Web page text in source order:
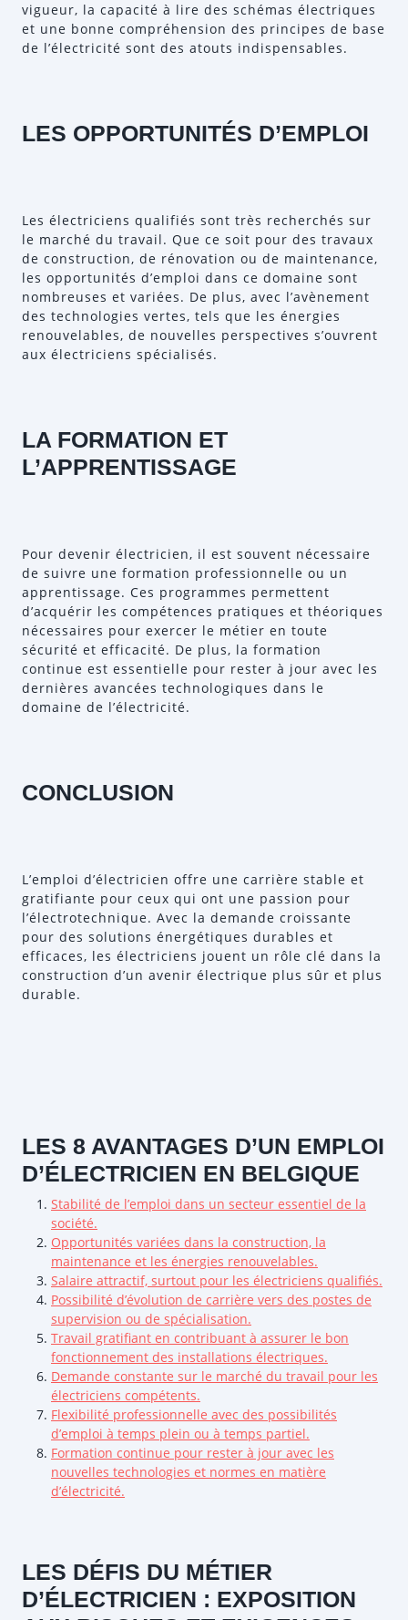
vigueur, la capacité à lire des schémas électriques
et une bonne compréhension des principes de base
de l’électricité sont des atouts indispensables.
LES OPPORTUNITÉS D’EMPLOI
Les électriciens qualifiés sont très recherchés sur
le marché du travail. Que ce soit pour des travaux
de construction, de rénovation ou de maintenance,
les opportunités d’emploi dans ce domaine sont
nombreuses et variées. De plus, avec l’avènement
des technologies vertes, tels que les énergies
renouvelables, de nouvelles perspectives s’ouvrent
aux électriciens spécialisés.
LA FORMATION ET
L’APPRENTISSAGE
Pour devenir électricien, il est souvent nécessaire
de suivre une formation professionnelle ou un
apprentissage. Ces programmes permettent
d’acquérir les compétences pratiques et théoriques
nécessaires pour exercer le métier en toute
sécurité et efficacité. De plus, la formation
continue est essentielle pour rester à jour avec les
dernières avancées technologiques dans le
domaine de l’électricité.
CONCLUSION
L’emploi d’électricien offre une carrière stable et
gratifiante pour ceux qui ont une passion pour
l’électrotechnique. Avec la demande croissante
pour des solutions énergétiques durables et
efficaces, les électriciens jouent un rôle clé dans la
construction d’un avenir électrique plus sûr et plus
durable.
LES 8 AVANTAGES D’UN EMPLOI
D’ÉLECTRICIEN EN BELGIQUE
Stabilité de l’emploi dans un secteur essentiel de la
société.
Opportunités variées dans la construction, la
maintenance et les énergies renouvelables.
Salaire attractif, surtout pour les électriciens qualifiés.
Possibilité d’évolution de carrière vers des postes de
supervision ou de spécialisation.
Travail gratifiant en contribuant à assurer le bon
fonctionnement des installations électriques.
Demande constante sur le marché du travail pour les
électriciens compétents.
Flexibilité professionnelle avec des possibilités
d’emploi à temps plein ou à temps partiel.
Formation continue pour rester à jour avec les
nouvelles technologies et normes en matière
d’électricité.
LES DÉFIS DU MÉTIER
D’ÉLECTRICIEN : EXPOSITION